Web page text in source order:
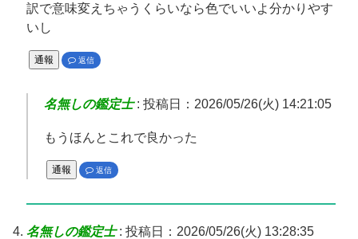
訳で意味変えちゃうくらいなら色でいいよ分かりやす
いし
通報 返信
名無しの鑑定士: 投稿日：2026/05/26(火) 14:21:05
もうほんとこれで良かった
通報 返信
名無しの鑑定士: 投稿日：2026/05/26(火) 13:28:35